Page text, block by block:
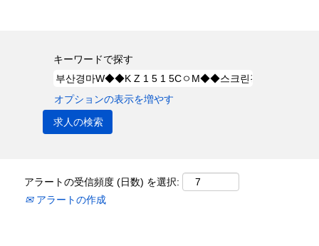
キーワードで探す
オプションの表示を増やす
アラートの受信頻度 (日数) を選択:
アラートの作成